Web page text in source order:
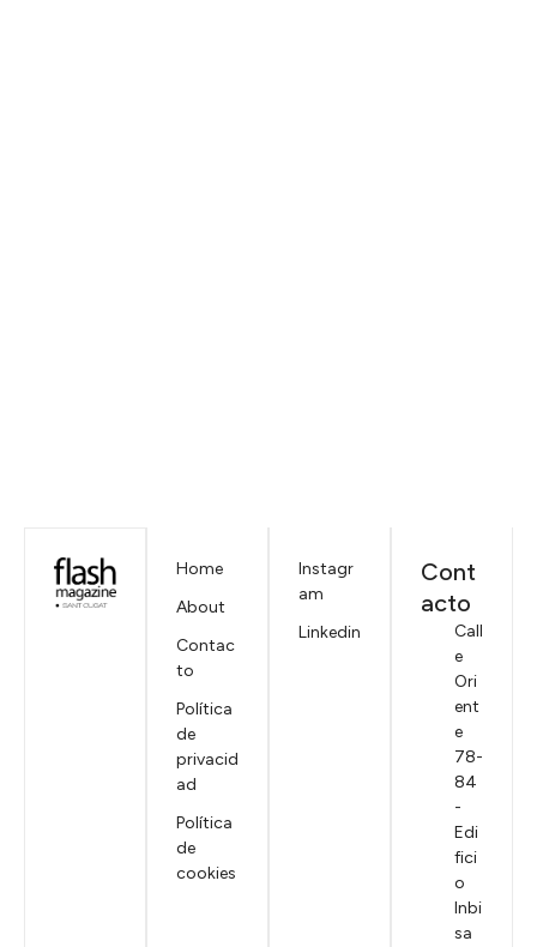
Home
About
Contac
to
Política
de
privacid
ad
Política
de
cookies
Instagr
am
Linkedin
Cont
acto
Call
e
Ori
ent
e
78-
84
-
Edi
fici
o
Inbi
sa